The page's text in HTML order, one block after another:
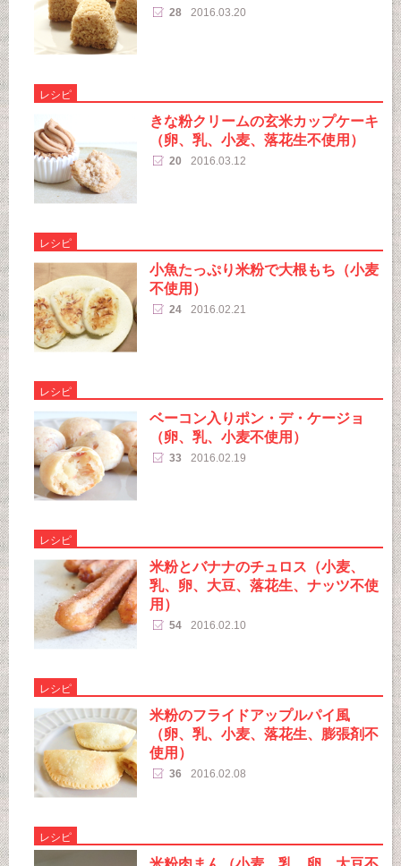
28 2016.03.20
レシピ
きな粉クリームの玄米カップケーキ
（卵、乳、小麦、落花生不使用）
20 2016.03.12
レシピ
小魚たっぷり米粉で大根もち（小麦
不使用）
24 2016.02.21
レシピ
ベーコン入りポン・デ・ケージョ
（卵、乳、小麦不使用）
33 2016.02.19
レシピ
米粉とバナナのチュロス（小麦、
乳、卵、大豆、落花生、ナッツ不使
用）
54 2016.02.10
レシピ
米粉のフライドアップルパイ風
（卵、乳、小麦、落花生、膨張剤不
使用）
36 2016.02.08
レシピ